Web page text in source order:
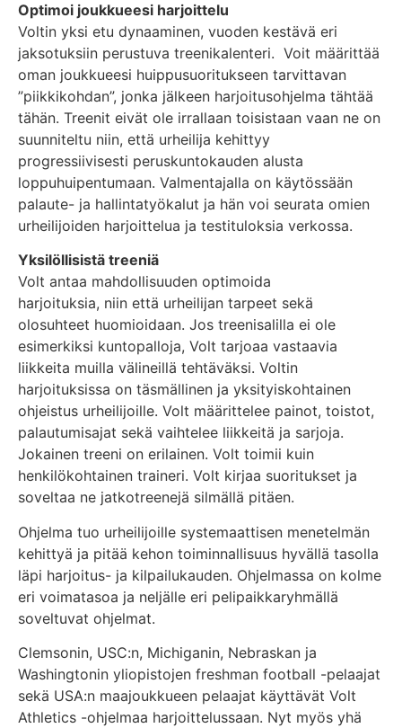
Optimoi joukkueesi harjoittelu
Voltin yksi etu dynaaminen, vuoden kestävä eri
jaksotuksiin perustuva treenikalenteri. Voit määrittää
oman joukkueesi huippusuoritukseen tarvittavan
”piikkikohdan”, jonka jälkeen harjoitusohjelma tähtää
tähän. Treenit eivät ole irrallaan toisistaan vaan ne on
suunniteltu niin, että urheilija kehittyy
progressiivisesti peruskuntokauden alusta
loppuhuipentumaan. Valmentajalla on käytössään
palaute- ja hallintatyökalut ja hän voi seurata omien
urheilijoiden harjoittelua ja testituloksia verkossa.
Yksilöllisistä treeniä
Volt antaa mahdollisuuden optimoida
harjoituksia, niin että urheilijan tarpeet sekä
olosuhteet huomioidaan. Jos treenisalilla ei ole
esimerkiksi kuntopalloja, Volt tarjoaa vastaavia
liikkeita muilla välineillä tehtäväksi. Voltin
harjoituksissa on täsmällinen ja yksityiskohtainen
ohjeistus urheilijoille. Volt määrittelee painot, toistot,
palautumisajat sekä vaihtelee liikkeitä ja sarjoja.
Jokainen treeni on erilainen. Volt toimii kuin
henkilökohtainen traineri. Volt kirjaa suoritukset ja
soveltaa ne jatkotreenejä silmällä pitäen.
Ohjelma tuo urheilijoille systemaattisen menetelmän
kehittyä ja pitää kehon toiminnallisuus hyvällä tasolla
läpi harjoitus- ja kilpailukauden. Ohjelmassa on kolme
eri voimatasoa ja neljälle eri pelipaikkaryhmällä
soveltuvat ohjelmat.
Clemsonin, USC:n, Michiganin, Nebraskan ja
Washingtonin yliopistojen freshman football -pelaajat
sekä USA:n maajoukkueen pelaajat käyttävät Volt
Athletics -ohjelmaa harjoittelussaan. Nyt myös yhä